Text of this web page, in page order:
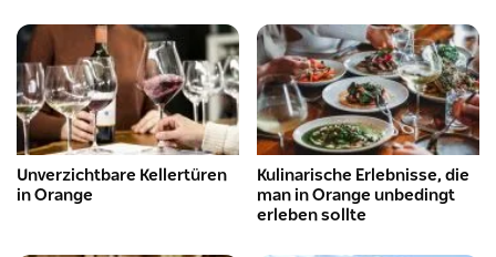
Unverzichtbare Kellertüren
in Orange
Kulinarische Erlebnisse, die
man in Orange unbedingt
erleben sollte